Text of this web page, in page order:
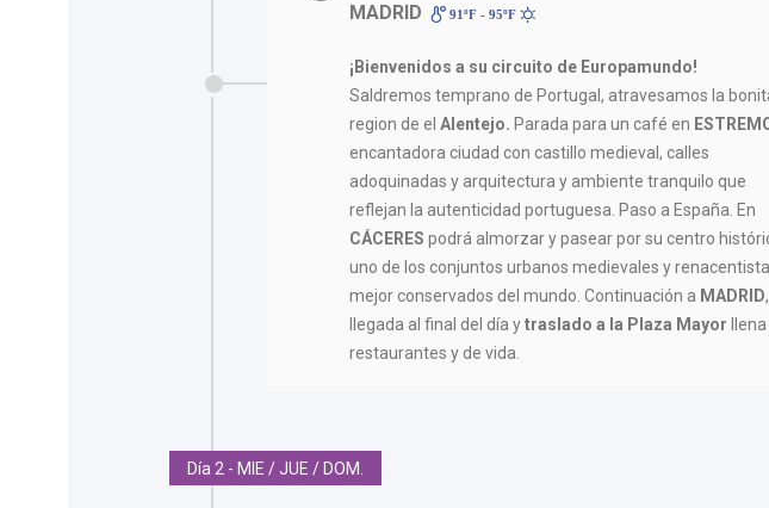
MADRID
91ºF - 95ºF
¡Bienvenidos a su circuito de Europamundo!
Saldremos temprano de Portugal, atravesamos la
region de elAlentejo. Parada para un café en
encantadora ciudad con castillo medieval, calles
adoquinadas y arquitectura y ambiente tranquilo que
reflejan la autenticidad portuguesa. Paso a España. En
CÁCERES podrá almorzar y pasear por su centro
uno de los conjuntos urbanos medievales y
mejor conservados del mundo. Continuación a MADRID,
llegada al final del día ytraslado a la Plaza Mayor
restaurantes y de vida.
Día 2 - MIE / JUE / DOM.